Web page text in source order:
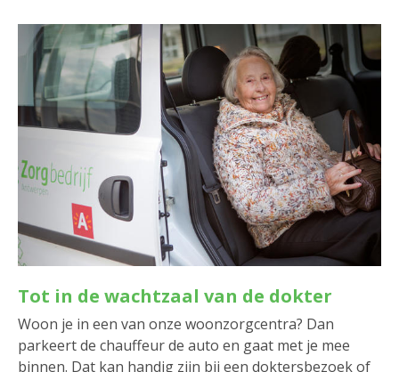
Tot in de wachtzaal van de dokter
Woon je in een van onze woonzorgcentra? Dan
parkeert de chauffeur de auto en gaat met je mee
binnen. Dat kan handig zijn bij een doktersbezoek of